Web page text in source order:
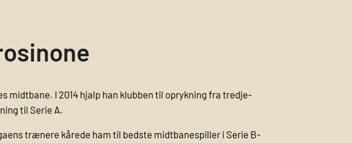
midtbane. I 2014 hjalp han klubben til oprykning fra tredje­
til Serie A.
trænere kårede ham til bedste midtbanespiller i Serie B-